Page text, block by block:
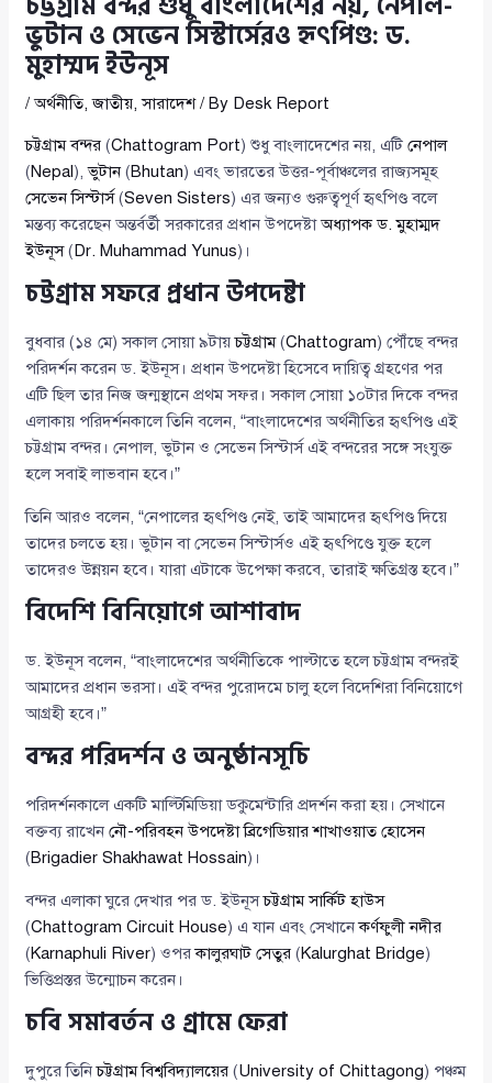
ভুটান ও সেভেন সিস্টার্সেরও হৃৎপিণ্ড: ড.
মুহাম্মদ ইউনূস
/অর্থনীতি,জাতীয়,সারাদেশ/ By Desk Report
চট্টগ্রাম বন্দর (Chattogram Port) শুধু বাংলাদেশের নয়, এটিনেপাল
(Nepal ),ভুটান(Bhutan) এবং ভারতের উত্তর-পূর্বাঞ্চলের রাজ্যসমূহ
সেভেন সিস্টার্স(Seven Sisters) এর জন্যও গুরুত্বপূর্ণ হৃৎপিণ্ড বলে
মন্তব্য করেছেন অন্তর্বর্তী সরকারের প্রধান উপদেষ্টাঅধ্যাপক ড. মুহাম্মদ
ইউনূস( Dr. Muhammad Yunus)।
চট্টগ্রাম সফরে প্রধান উপদেষ্টা
বুধবার (১৪ মে) সকাল সোয়া ৯টায়চট্টগ্রাম(Chattogram) পৌঁছে বন্দর
পরিদর্শন করেন ড. ইউনূস। প্রধান উপদেষ্টা হিসেবে দায়িত্ব গ্রহণের পর
এটি ছিল তার নিজ জন্মস্থানে প্রথম সফর। সকাল সোয়া ১০টার দিকে বন্দর
এলাকায় পরিদর্শনকালে তিনি বলেন, “বাংলাদেশের অর্থনীতির হৃৎপিণ্ড এই
চট্টগ্রাম বন্দর। নেপাল, ভুটান ও সেভেন সিস্টার্স এই বন্দরের সঙ্গে সংযুক্ত
হলে সবাই লাভবান হবে।”
তিনি আরও বলেন, “নেপালের হৃৎপিণ্ড নেই, তাই আমাদের হৃৎপিণ্ড দিয়ে
তাদের চলতে হয়। ভুটান বা সেভেন সিস্টার্সও এই হৃৎপিণ্ডে যুক্ত হলে
তাদেরও উন্নয়ন হবে। যারা এটাকে উপেক্ষা করবে, তারাই ক্ষতিগ্রস্ত হবে।”
বিদেশি বিনিয়োগে আশাবাদ
ড. ইউনূস বলেন, “বাংলাদেশের অর্থনীতিকে পাল্টাতে হলে চট্টগ্রাম বন্দরই
আমাদের প্রধান ভরসা। এই বন্দর পুরোদমে চালু হলে বিদেশিরা বিনিয়োগে
আগ্রহী হবে।”
বন্দর পরিদর্শন ও অনুষ্ঠানসূচি
পরিদর্শনকালে একটি মাল্টিমিডিয়া ডকুমেন্টারি প্রদর্শন করা হয়। সেখানে
বক্তব্য রাখেননৌ-পরিবহন উপদেষ্টা ব্রিগেডিয়ার শাখাওয়াত হোসেন
(Brigadier Shakhawat Hossain)।
বন্দর এলাকা ঘুরে দেখার পর ড. ইউনূসচট্টগ্রাম সার্কিট হাউস
(Chattogram Circuit House) এ যান এবং সেখানেকর্ণফুলী নদীর
(Karnaphuli River) ওপরকালুরঘাট সেতুর (Kalurghat Bridge)
ভিত্তিপ্রস্তর উন্মোচন করেন।
চবি সমাবর্তন ও গ্রামে ফেরা
দুপুরে তিনিচট্টগ্রাম বিশ্ববিদ্যালয়ের (University of Chittagong) পঞ্চম